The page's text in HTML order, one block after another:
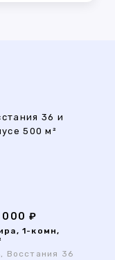
36 и
500 м²
000 ₽
1-комн,
Восстания 36